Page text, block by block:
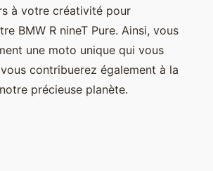
à votre créativité pour
BMW R nineT Pure. Ainsi, vous
une moto unique qui vous
contribuerez également à la
précieuse planète.